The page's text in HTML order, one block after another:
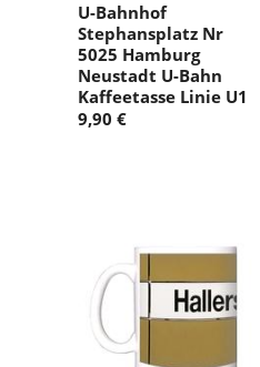
U-Bahnhof
Stephansplatz Nr
5025 Hamburg
Neustadt U-Bahn
Kaffeetasse Linie U1
9,90 €